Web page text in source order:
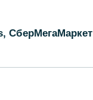
СберМегаМаркет